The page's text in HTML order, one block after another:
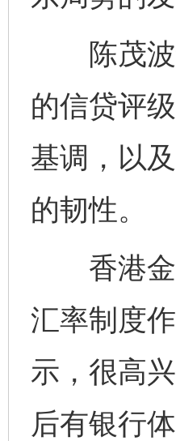
陈茂波
的信贷评
基调，以
的韧性。
香港金
汇率制度
示，很高
后有银行